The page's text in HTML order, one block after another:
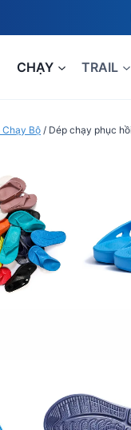
CHẠY TRAIL
Chạy Bộ/ Dép chạy phục